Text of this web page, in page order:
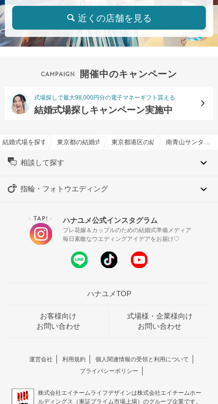
近くの店舗を見る
開催中のキャンペーン
式場探しで最大98,000円分の電子マネーギフト貰える
結婚式場探しキャンペーン実施中
結婚式場を探すならハナユメ東京都の結婚式場一覧東京都港区の結婚式場一覧 南青山サンタキアラ教会で結婚式
相談して探す
指輪・フォトウエディング
＼ TAP! ／ ハナユメ公式インスタグラム
プレ花嫁＆カップルのための結婚式準備メディア
毎日素敵なウエディングアイデアをお届け♡
ハナユメTOP
お客様向け
お問い合わせ
式場様・企業様向け
お問い合わせ
運営会社 利用規約
個人関連情報の受領と利用について
プライバシーポリシー
株式会社エイチームライフデザインは株式会社エイチームホー
ルディングス（東証プライム市場上場）のグループ企業です。